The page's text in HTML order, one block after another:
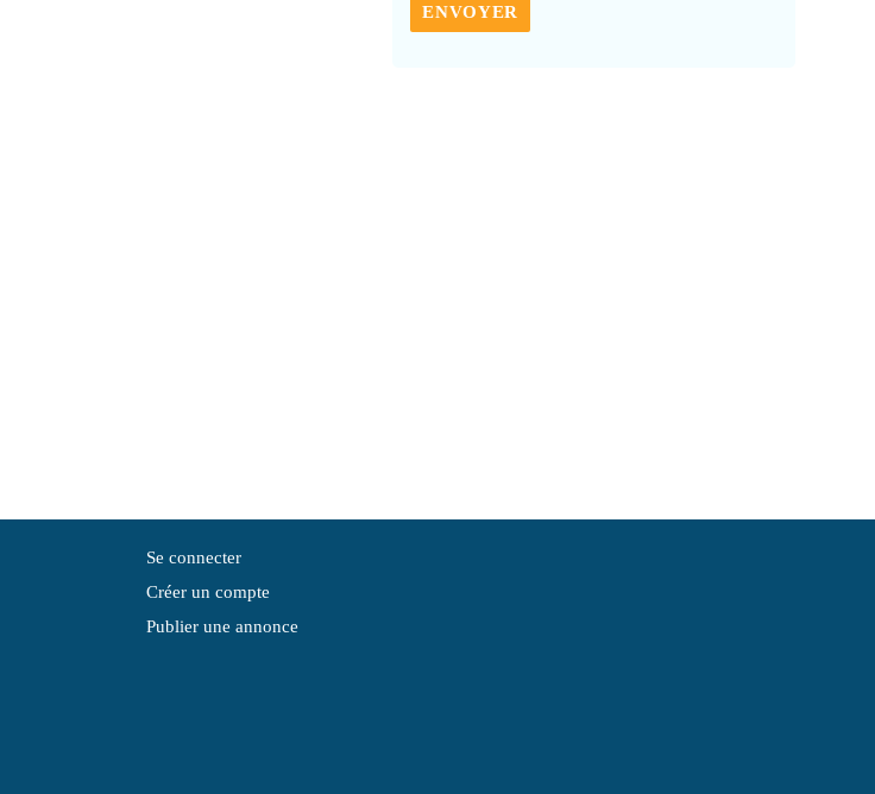
Se connecter
Créer un compte
Publier une annonce